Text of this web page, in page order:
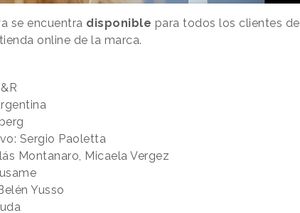
se encuentra disponible para todos los clientes de
online de la marca.
Sergio Paoletta
Montanaro, Micaela Vergez
Yusso